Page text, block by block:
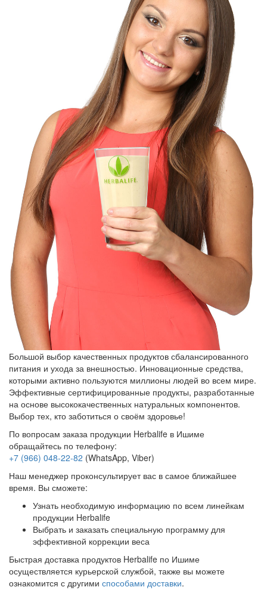
Большой выбор качественных продуктов сбалансированного
питания и ухода за внешностью. Инновационные средства,
которыми активно пользуются миллионы людей во всем мире.
Эффективные сертифицированные продукты, разработанные
на основе высококачественных натуральных компонентов.
Выбор тех, кто заботиться о своём здоровье!
По вопросам заказа продукции Herbalife в Ишиме
обращайтесь по телефону:
+7 (966) 048-22-82 (WhatsApp, Viber)
Наш менеджер проконсультирует вас в самое ближайшее
время. Вы сможете:
Узнать необходимую информацию по всем линейкам
продукции Herbalife
Выбрать и заказать специальную программу для
эффективной коррекции веса
Быстрая доставка продуктов Herbalife по Ишиме
осуществляется курьерской службой, также вы можете
ознакомится с другими способами доставки.